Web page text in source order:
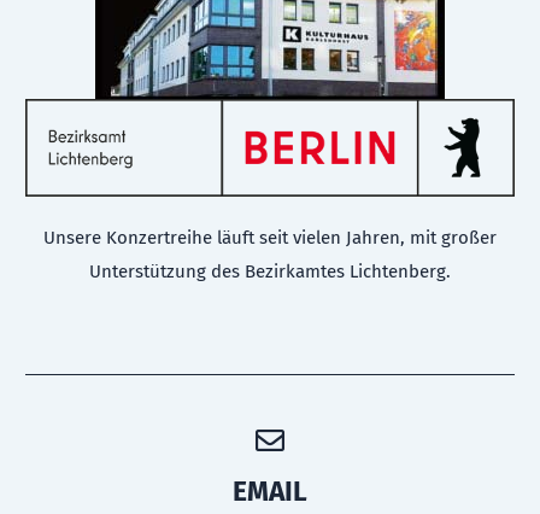
Unsere Konzertreihe läuft seit vielen Jahren, mit großer
Unterstützung des Bezirkamtes Lichtenberg.
EMAIL